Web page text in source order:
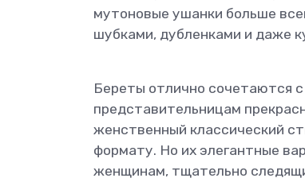
мутоновые ушанки больше
шубками, дубленками и даже
Береты отлично сочетаются
представительницам
женственный классический
формату. Но их элегантные
женщинам, тщательно